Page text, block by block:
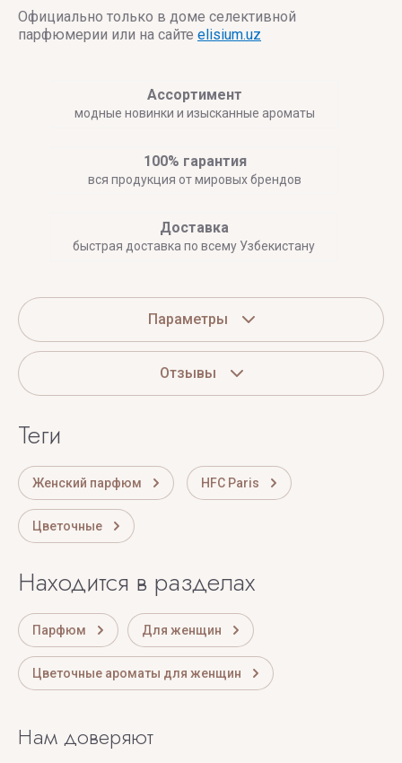
Официально только в доме селективной
парфюмерии или на сайте elisium.uz
Ассортимент
модные новинки и изысканные ароматы
100% гарантия
вся продукция от мировых брендов
Доставка
быстрая доставка по всему Узбекистану
Параметры
Отзывы
теги
Женский парфюм HFC Paris
Цветочные
Находится в разделах
Парфюм Для женщин
Цветочные ароматы для женщин
Нам доверяют